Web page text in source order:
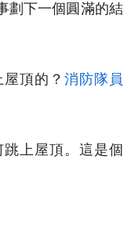
劃下一個圓滿的結
頂的？ 消防隊員
上屋頂。這是個